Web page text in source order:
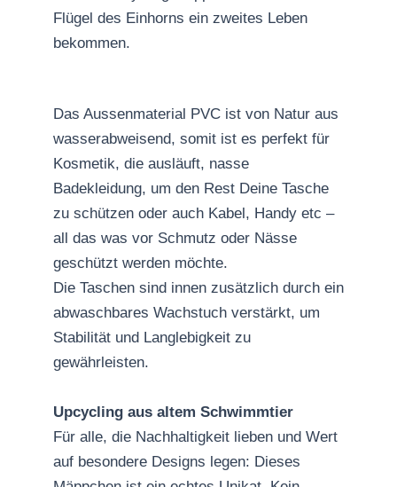
Flügel des Einhorns ein zweites Leben
bekommen.
Das Aussenmaterial PVC ist von Natur aus
wasserabweisend, somit ist es perfekt für
Kosmetik, die ausläuft, nasse
Badekleidung, um den Rest Deine Tasche
zu schützen oder auch Kabel, Handy etc –
all das was vor Schmutz oder Nässe
geschützt werden möchte.
Die Taschen sind innen zusätzlich durch ein
abwaschbares Wachstuch verstärkt, um
Stabilität und Langlebigkeit zu
gewährleisten.
Upcycling aus altem Schwimmtier
Für alle, die Nachhaltigkeit lieben und Wert
auf besondere Designs legen: Dieses